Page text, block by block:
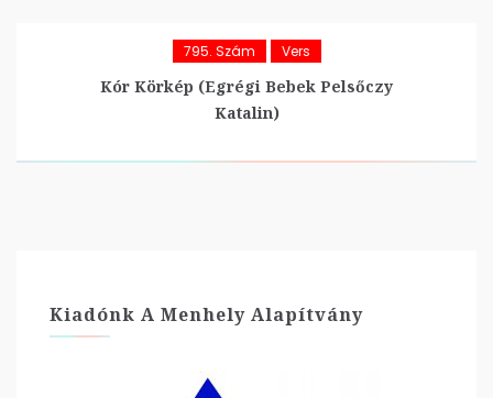
795. Szám Vers
Kór Körkép (Egrégi Bebek Pelsőczy
Katalin)
Kiadónk A Menhely Alapítvány